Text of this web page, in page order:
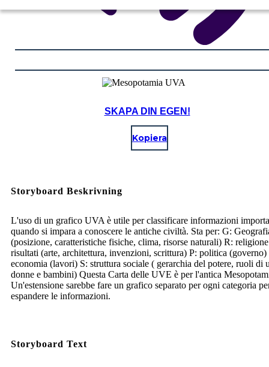
SKAPA DIN EGEN!
Kopiera
Storyboard Beskrivning
L'uso di un grafico UVA è utile per classificare informazioni
quando si impara a conoscere le antiche civiltà. Sta per: G:
(posizione, caratteristiche fisiche, clima, risorse naturali) R:
risultati (arte, architettura, invenzioni, scrittura) P: politica (governo)
economia (lavori) S: struttura sociale ( gerarchia del potere, ruoli di
donne e bambini) Questa Carta delle UVE è per l'antica
Un'estensione sarebbe fare un grafico separato per ogni categoria
espandere le informazioni.
Storyboard Text